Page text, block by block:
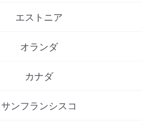
エストニア
オランダ
カナダ
サンフランシスコ